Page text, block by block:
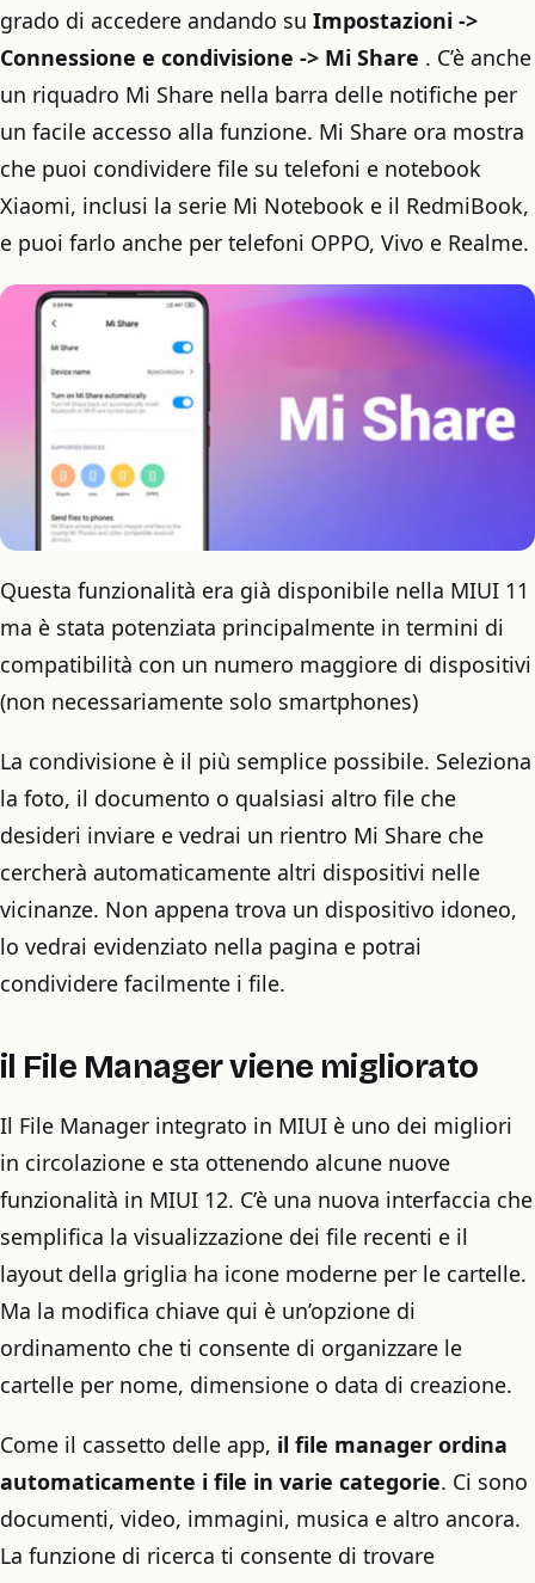
grado di accedere andando su Impostazioni ->
Connessione e condivisione -> Mi Share . C’è anche
un riquadro Mi Share nella barra delle notifiche per
un facile accesso alla funzione. Mi Share ora mostra
che puoi condividere file su telefoni e notebook
Xiaomi, inclusi la serie Mi Notebook e il RedmiBook,
e puoi farlo anche per telefoni OPPO, Vivo e Realme.
Questa funzionalità era già disponibile nella MIUI 11
ma è stata potenziata principalmente in termini di
compatibilità con un numero maggiore di dispositivi
(non necessariamente solo smartphones)
La condivisione è il più semplice possibile. Seleziona
la foto, il documento o qualsiasi altro file che
desideri inviare e vedrai un rientro Mi Share che
cercherà automaticamente altri dispositivi nelle
vicinanze. Non appena trova un dispositivo idoneo,
lo vedrai evidenziato nella pagina e potrai
condividere facilmente i file.
il File Manager viene migliorato
Il File Manager integrato in MIUI è uno dei migliori
in circolazione e sta ottenendo alcune nuove
funzionalità in MIUI 12. C’è una nuova interfaccia che
semplifica la visualizzazione dei file recenti e il
layout della griglia ha icone moderne per le cartelle.
Ma la modifica chiave qui è un’opzione di
ordinamento che ti consente di organizzare le
cartelle per nome, dimensione o data di creazione.
Come il cassetto delle app, il file manager ordina
automaticamente i file in varie categorie. Ci sono
documenti, video, immagini, musica e altro ancora.
La funzione di ricerca ti consente di trovare